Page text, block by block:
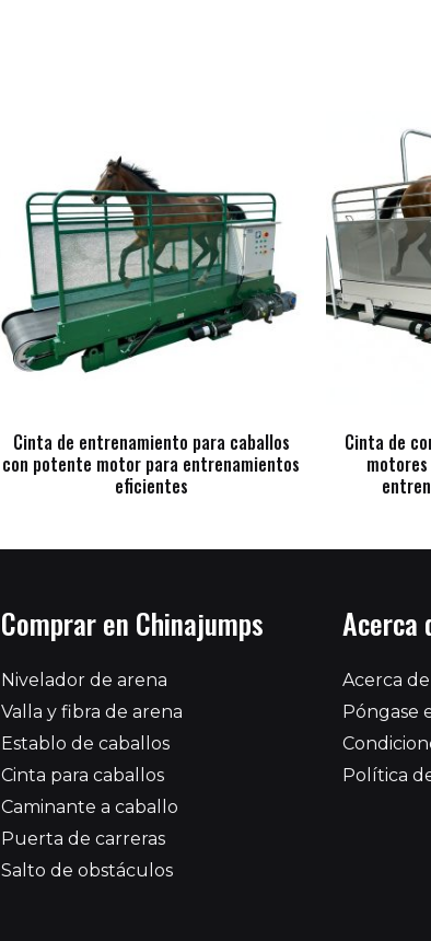
Cinta de entrenamiento para caballos
con potente motor para entrenamientos
eficientes
Cinta de
Comprar en Chinajumps
Nivelador de arena
Valla y fibra de arena
Establo de caballos
Cinta para caballos
Caminante a caballo
Puerta de carreras
Salto de obstáculos
Acerca
Acerca de
Póngase
Política